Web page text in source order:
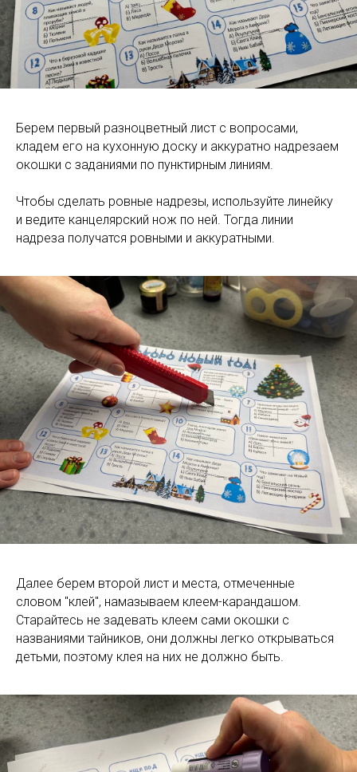
Берем первый разноцветный лист с вопросами,
кладем его на кухонную доску и аккуратно надрезаем
окошки с заданиями по пунктирным линиям.
Чтобы сделать ровные надрезы, используйте линейку
и ведите канцелярский нож по ней. Тогда линии
надреза получатся ровными и аккуратными.
Далее берем второй лист и места, отмеченные
словом "клей", намазываем клеем-карандашом.
Старайтесь не задевать клеем сами окошки с
названиями тайников, они должны легко открываться
детьми, поэтому клея на них не должно быть.